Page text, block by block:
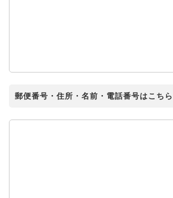
郵便番号・住所・名前・電話番号はこちら